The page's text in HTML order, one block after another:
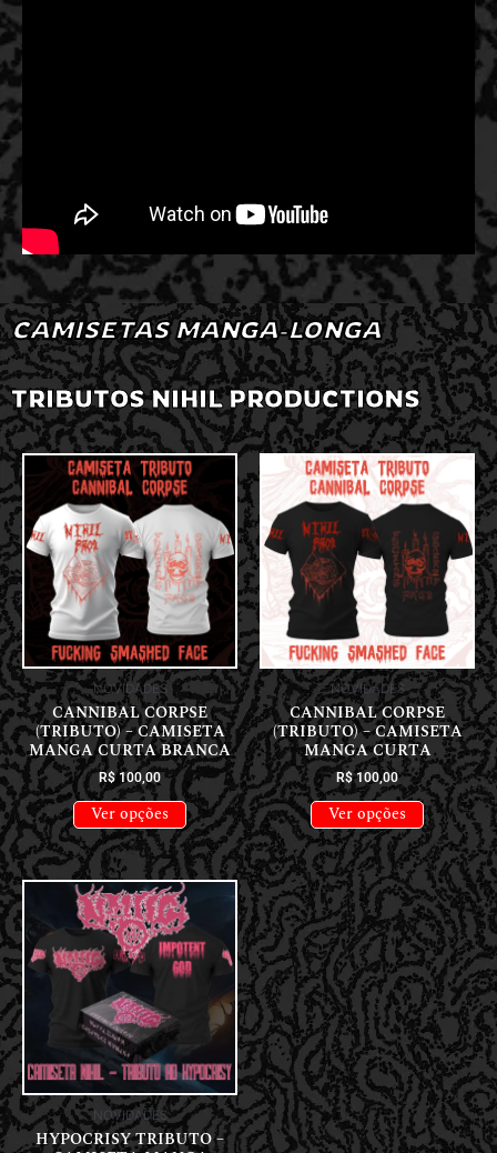
CAMISETAS MANGA-LONGA
TRIBUTOS NIHIL PRODUCTIONS
NOVIDADES
CANNIBAL CORPSE
(TRIBUTO) – CAMISETA
MANGA CURTA BRANCA
R$100,00
Ver opções
NOVIDADES
CANNIBAL CORPSE
(TRIBUTO) – CAMISETA
MANGA CURTA
R$100,00
Ver opções
NOVIDADES
HYPOCRISY TRIBUTO –